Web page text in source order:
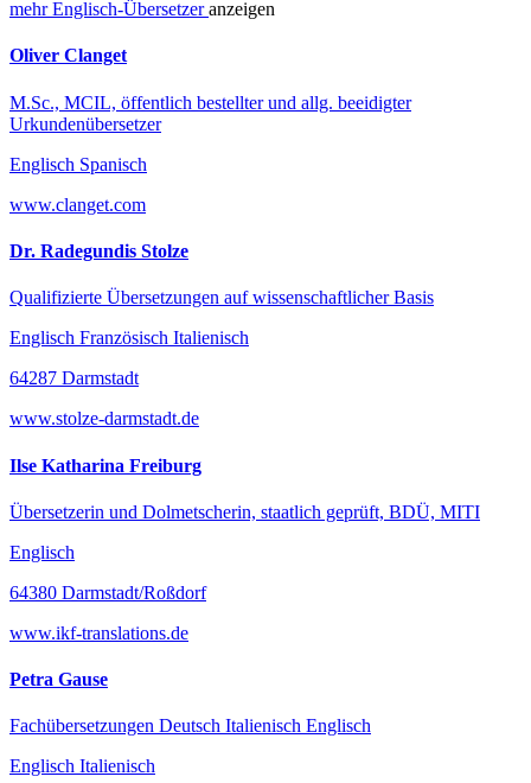
mehrEnglisch-Übersetzeranzeigen
Oliver Clanget
M.Sc., MCIL, öffentlich bestellter und allg. beeidigter
Urkundenübersetzer
Englisch Spanisch
www.clanget.com
Dr. Radegundis Stolze
Qualifizierte Übersetzungen auf wissenschaftlicher Basis
Englisch Französisch Italienisch
64287 Darmstadt
www.stolze-darmstadt.de
Ilse Katharina Freiburg
Übersetzerin und Dolmetscherin, staatlich geprüft, BDÜ, MITI
Englisch
64380 Darmstadt/Roßdorf
www.ikf-translations.de
Petra Gause
Fachübersetzungen Deutsch Italienisch Englisch
Englisch Italienisch